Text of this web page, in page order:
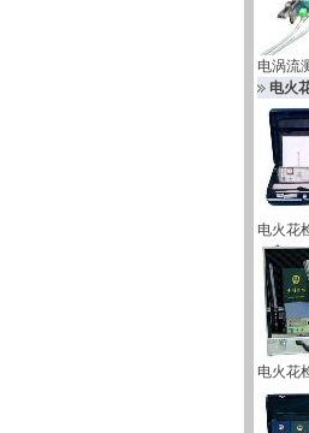
电涡流
电火
电火花
电火花